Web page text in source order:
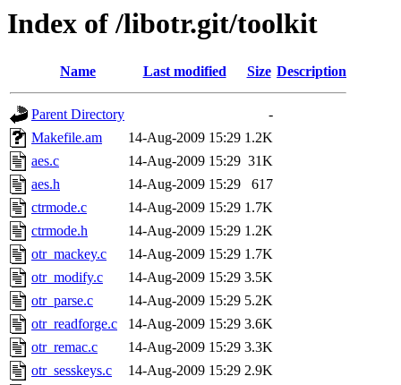
Index of /libotr.git/toolkit
Name Last modified Size Description
Parent Directory
-
Makefile.am
14-Aug-2009 15:29 1.2K
aes.c
14-Aug-2009 15:29 31K
aes.h
14-Aug-2009 15:29
617
ctrmode.c
14-Aug-2009 15:29 1.7K
ctrmode.h
14-Aug-2009 15:29 1.2K
otr_mackey.c
14-Aug-2009 15:29 1.7K
otr_modify.c
14-Aug-2009 15:29 3.5K
otr_parse.c
14-Aug-2009 15:29 5.2K
otr_readforge.c
14-Aug-2009 15:29 3.6K
otr_remac.c
14-Aug-2009 15:29 3.3K
otr_sesskeys.c
14-Aug-2009 15:29 2.9K